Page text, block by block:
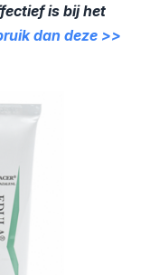
is bij het
dan deze >>